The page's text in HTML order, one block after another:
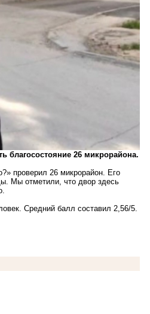
благосостояние 26 микрорайона.
проверил 26 микрорайон. Его
Мы отметили, что двор здесь
Средний балл составил 2,56/5.